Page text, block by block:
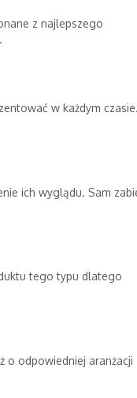
z najlepszego
w każdym czasie.
ich wyglądu. Sam
tego typu dlatego
o odpowiedniej aranżacji